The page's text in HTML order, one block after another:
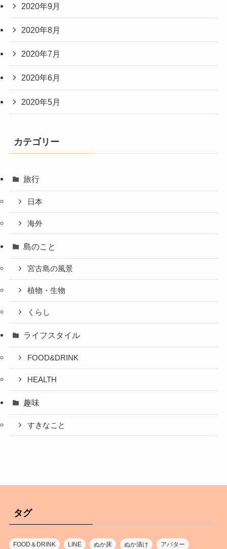
2020年9月
2020年8月
2020年7月
2020年6月
2020年5月
カテゴリー
旅行
日本
海外
島のこと
宮古島の風景
植物・生物
くらし
ライフスタイル
FOOD&DRINK
HEALTH
趣味
すきなこと
タグ
FOOD＆DRINK LINE ぬか床 ぬか漬け アバター